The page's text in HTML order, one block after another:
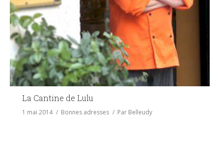
La Cantine de Lulu
1 mai 2014 Bonnes adresses Par Belleudy